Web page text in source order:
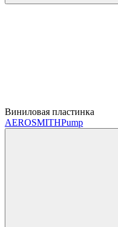
Виниловая пластинка
AEROSMITHPump